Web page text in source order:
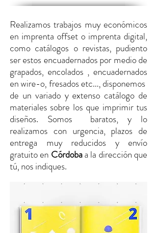
Realizamos trabajos muy económicos
en imprenta offset o imprenta digital,
como catálogos o revistas, pudiento
ser estos encuadernados por medio de
grapados, encolados , encuadernados
en wire-o, fresados etc..., disponemos
de un variado y extenso catálogo de
materiales sobre los que imprimir tus
diseños. Somos baratos, y lo
realizamos con urgencia, plazos de
entrega muy reducidos y envío
gratuitoen Córdobaa la dirección que
tú, nos indiques.